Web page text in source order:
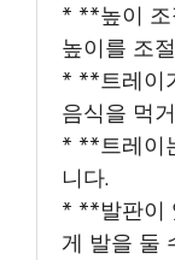
* **높이 조
높이를 조
* **트레이
음식을 먹
* **트레이
니다.
* **발판이
게 발을 둘